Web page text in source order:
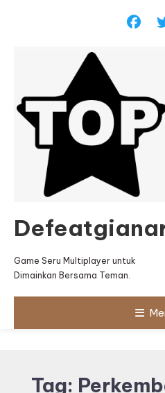
Game Seru Multiplayer untuk
Dimainkan Bersama Teman.
Tag: